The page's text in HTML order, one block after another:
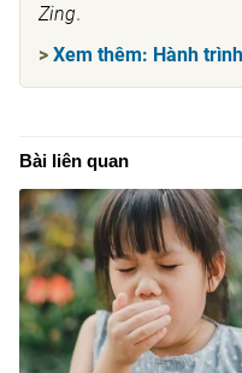
Zing.
>Xem thêm: Hành
Bài liên quan